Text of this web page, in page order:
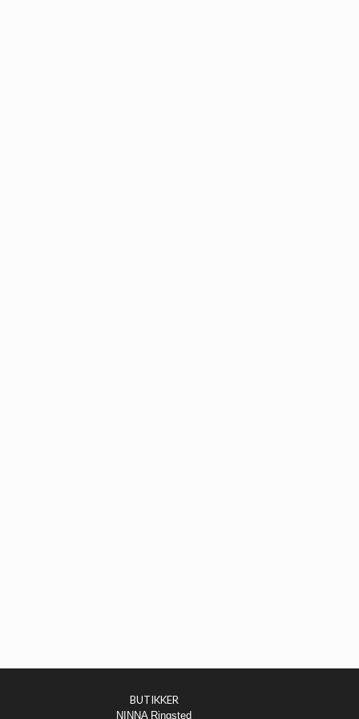
BUTIKKER
NINNA Ringsted